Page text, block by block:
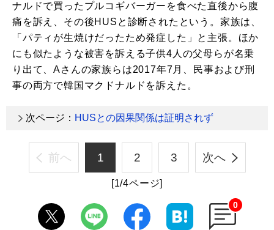
ナルドで買ったプルコギバーガーを食べた直後から腹
痛を訴え、その後HUSと診断されたという。家族は、
「パティが生焼けだったため発症した」と主張。ほか
にも似たような被害を訴える子供4人の父母らが名乗
り出て、Aさんの家族らは2017年7月、民事および刑
事の両方で韓国マクドナルドを訴えた。
次ページ： HUSとの因果関係は証明されず
前へ 1 2 3 次へ
[1/4ページ]
0